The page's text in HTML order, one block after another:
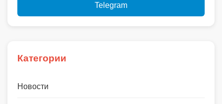
Telegram
Категории
Новости